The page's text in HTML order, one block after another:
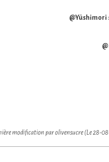
@Yüshimori :
modification par olivensucre (Le 28-